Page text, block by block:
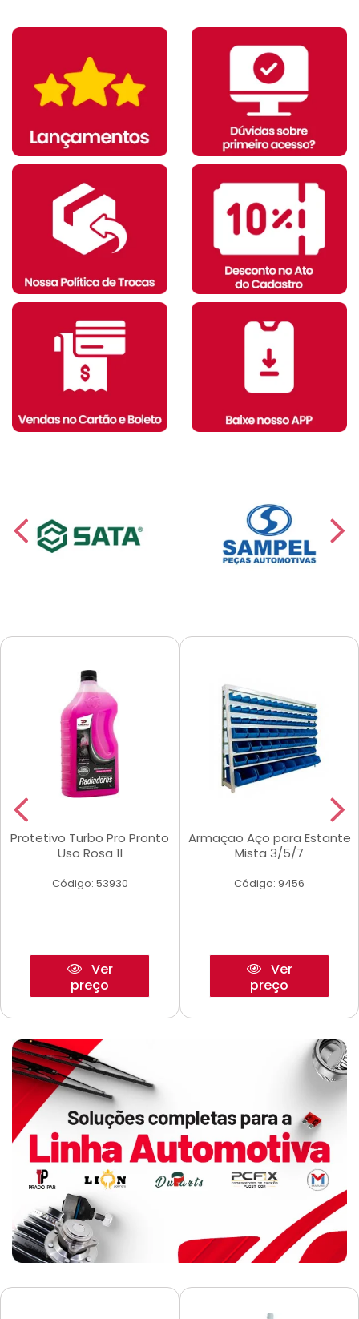
Protetivo Turbo Pro Pronto
Uso Rosa 1l
Código: 53930
Ver
preço
Armaçao Aço para Estante
Mista 3/5/7
Código: 9456
Ver
preço